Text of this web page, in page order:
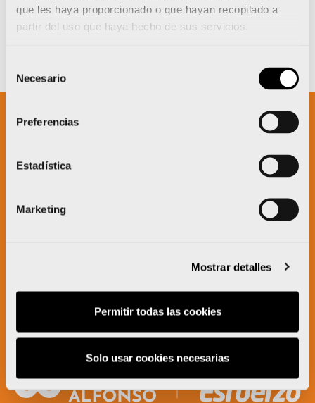
que les haya proporcionado o que hayan recopilado a
partir del uso que haya hecho de sus servicios.
Necesario
Preferencias
Estadística
Marketing
Mostrar detalles
Permitir todas las cookies
Solo usar cookies necesarias